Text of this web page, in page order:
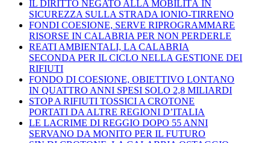
IL DIRITTO NEGATO ALLA MOBILITÀ IN
SICUREZZA SULLA STRADA IONIO-TIRRENO
FONDI COESIONE, SERVE RIPROGRAMMARE
RISORSE IN CALABRIA PER NON PERDERLE
REATI AMBIENTALI, LA CALABRIA
SECONDA PER IL CICLO NELLA GESTIONE DEI
RIFIUTI
FONDO DI COESIONE, OBIETTIVO LONTANO
IN QUATTRO ANNI SPESI SOLO 2,8 MILIARDI
STOP A RIFIUTI TOSSICI A CROTONE
PORTATI DA ALTRE REGIONI D’ITALIA
LE LACRIME DI REGGIO DOPO 55 ANNI
SERVANO DA MONITO PER IL FUTURO